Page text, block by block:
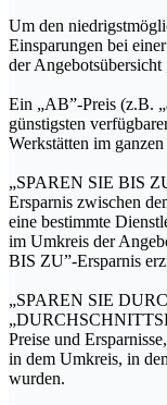
Um den
Einsparungen bei
der
Ein „AB”-Preis (z.B.
günstigsten
Werkstätten im
„SPAREN SIE BIS
Ersparnis zwischen
eine bestimmte
im Umkreis der
BIS ZU”-Ersparnis
„SPAREN SIE
Preise und
in dem Umkreis, in
wurden.